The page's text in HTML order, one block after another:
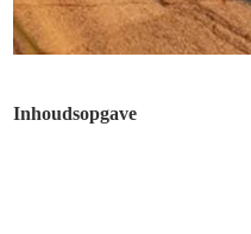
Inhoudsopgave